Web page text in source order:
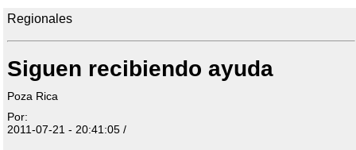
Regionales
Siguen recibiendo ayuda
Poza Rica
Por:
2011-07-21 - 20:41:05 /